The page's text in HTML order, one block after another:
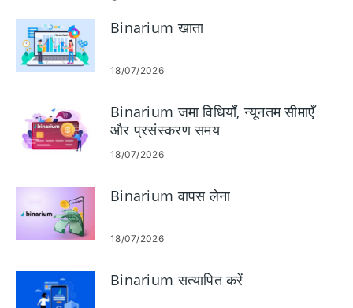
डाउनलोड के बीच भ्रम का सामना करना पड़ता है; इंस्टॉल करने से पहले उन
समस्याओं का समाधान करने से आपके द्वारा लॉग इन करने या अपने खाते को
सत्यापित करने का प्रयास करते समय विफल इंस्टॉल, गुम सुविधाओं या देरी को
अनुमतियां सुरक्षित रूप से कैसे प्रदान करें, और ऐप वास्तविक है इसकी पुष्टि करने
के लिए सरल जांचें मिलेंगी। अनुभाग में अद्यतन प्रक्रियाएं, पुनः इंस्टॉल करने के
बाद सत्र क्रेडेंशियल कैसे रखें, और "ऐप इंस्टॉल नहीं है" या कनेक्टिविटी
निर्माण से बचने और जमा, निकासी या लाइव ट्रेडिंग एक्सेस में बाधा डालने की
संभावना को कम करने के लिए सुरक्षित-इंस्टॉल युक्तियों का पालन करें।
Binarium खाता
18/07/2026
Binarium जमा विधियाँ, न्यूनतम सीमाएँ
और प्रसंस्करण समय
18/07/2026
Binarium वापस लेना
18/07/2026
Binarium सत्यापित करें